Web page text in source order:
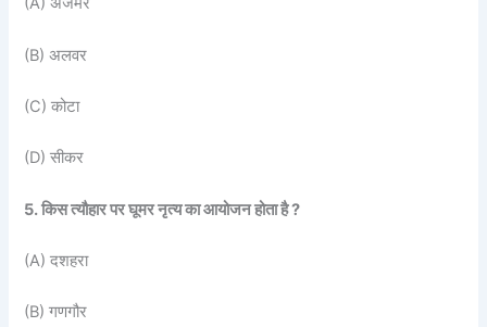
(B) अलवर
(C) कोटा
(D) सीकर
5. किस त्यौहार पर घूमर नृत्य का आयोजन होता है ?
(A) दशहरा
(B) गणगौर